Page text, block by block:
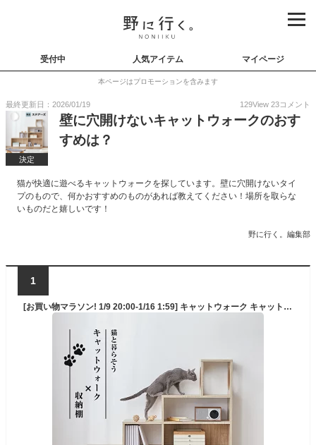
受付中 人気アイテム マイページ
本ページはプロモーションを含みます
最終更新日：2026/01/19 129View 23コメント
決定
壁に穴開けないキャットウォークのおす
すめは？
猫が快適に遊べるキャットウォークを探しています。壁に穴開けないタイ
プのもので、何かおすすめのものがあれば教えてください！場所を取らな
いものだと嬉しいです！
野に行く。編集部
1
[お買い物マラソン! 1/9 20:00-1/16 1:59] キャットウォーク キャットタワー 棚 壁 収納 猫 家具 木製 猫タワー オープンラック 階段 キャットハウス シェルフ おしゃれ 本棚 壁面収納 収納棚 リビング収納 ディスプレイラック スリム 省スペース 木目調